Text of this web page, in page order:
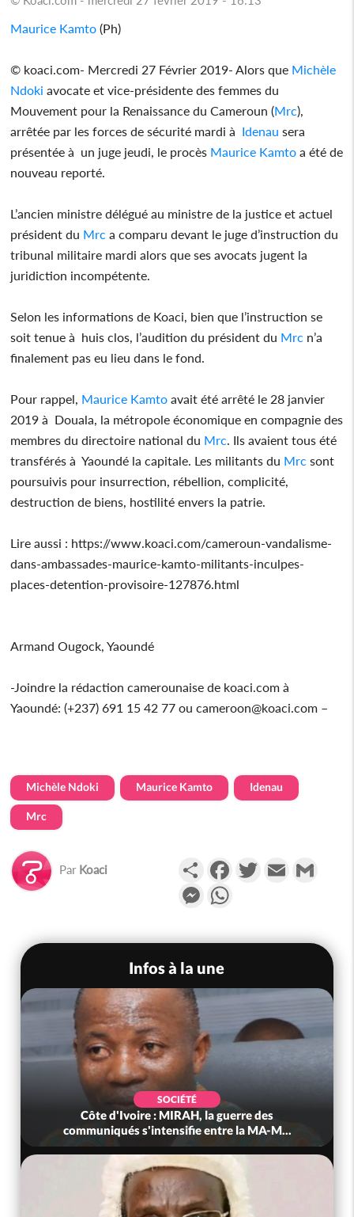
Maurice Kamto (Ph)
© koaci.com- Mercredi 27 Février 2019- Alors que Michèle
Ndoki avocate et vice-présidente des femmes du
Mouvement pour la Renaissance du Cameroun (Mrc),
arrêtée par les forces de sécurité mardi à Idenau sera
présentée à un juge jeudi, le procès Maurice Kamto a été de
nouveau reporté.
L’ancien ministre délégué au ministre de la justice et actuel
président du Mrc a comparu devant le juge d’instruction du
tribunal militaire mardi alors que ses avocats jugent la
juridiction incompétente.
Selon les informations de Koaci, bien que l’instruction se
soit tenue à huis clos, l’audition du président du Mrc n’a
finalement pas eu lieu dans le fond.
Pour rappel, Maurice Kamto avait été arrêté le 28 janvier
2019 à Douala, la métropole économique en compagnie des
membres du directoire national du Mrc . Ils avaient tous été
transférés à Yaoundé la capitale. Les militants du Mrc sont
poursuivis pour insurrection, rébellion, complicité,
destruction de biens, hostilité envers la patrie.
Lire aussi : https://www.koaci.com/cameroun-vandalisme-
dans-ambassades-maurice-kamto-militants-inculpes-
places-detention-provisoire-127876.html
Armand Ougock, Yaoundé
-Joindre la rédaction camerounaise de koaci.com à
Yaoundé: (+237) 691 15 42 77 ou cameroon@koaci.com –
Michèle Ndoki Maurice Kamto Idenau
Mrc
Par Koaci PartagerFacebookTwitterEmail
Messenger
Infos à la une
SOCIÉTÉ
Côte d'Ivoire : MIRAH, la guerre des
communiqués s'intensifie entre la MA-M...